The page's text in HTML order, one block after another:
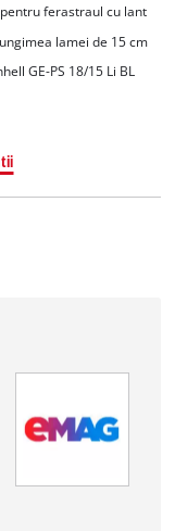
ferastraul cu lant
lamei de 15 cm
GE-PS 18/15 Li BL